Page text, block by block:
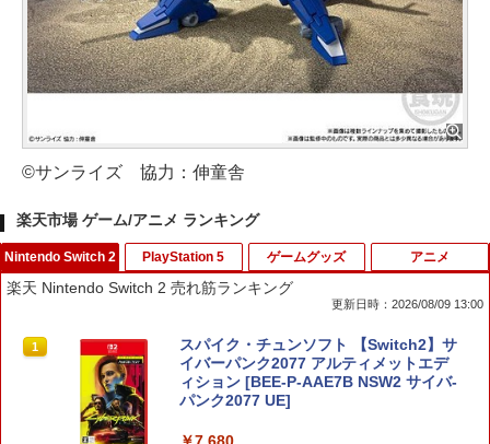
©サンライズ 協力：伸童舎
楽天市場 ゲーム/アニメ ランキング
Nintendo Switch 2
楽天 Nintendo Switch 2 売れ筋ランキング
更新日時：2026/08/09 13:00
1
スパイク・チュンソフト 【Switch2】サ
イバーパンク2077 アルティメットエデ
ィション [BEE-P-AAE7B NSW2 サイバ-
パンク2077 UE]
PlayStation 5 ゲームグッズ アニメ